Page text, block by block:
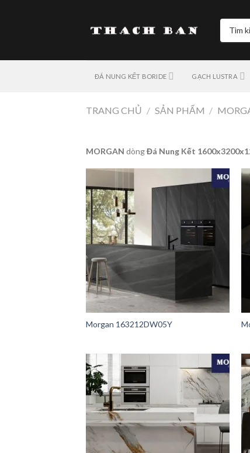
Tìm
kiếm:
ĐÁ NUNG KẾT BORIDE GẠCH LUSTRA
TRANG CHỦ / SẢN PHẨM /
MORGAN dòngĐá Nung Kết
Morgan 163212DW05Y